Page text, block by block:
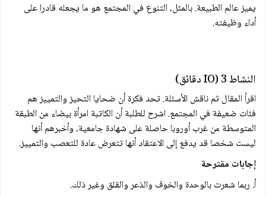
يميز عالم الطبيعة. بالمثل، التنوع في المجتمع هو ما يجعله قادرا على
أداء وظيفته.
النشاط 3 (IO دقائق)
اقرأ المقال ثم ناقش الأسئلة. تحد فكرة أن ضحايا التحيز والتمييز هم
فئات ضعيفة في المجتمع. اشرح للطلبة أن الكاتبة امرأة بيضاء من الطبقة
المتوسطة من غرب أوروبا حاصلة على شهادة جامعية، وأخبرهم أنها
ليست شخصا قد يدفع إلى الاعتقاد أنها تتعرض عادة للتعصب والتمييز.
إجابات مقترحة
أ. ربما شعرت بالوحدة والخوف والذعر والقلق وغير ذلك.